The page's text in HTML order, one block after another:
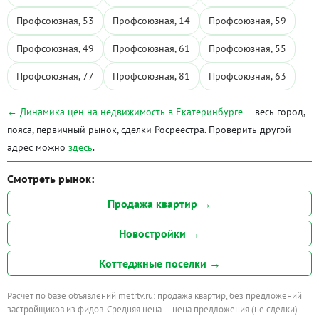
Профсоюзная, 53 Профсоюзная, 14 Профсоюзная, 59
Профсоюзная, 49 Профсоюзная, 61 Профсоюзная, 55
Профсоюзная, 77 Профсоюзная, 81 Профсоюзная, 63
← Динамика цен на недвижимость в Екатеринбурге — весь город,
пояса, первичный рынок, сделки Росреестра. Проверить другой
адрес можно здесь.
Смотреть рынок:
Продажа квартир →
Новостройки →
Коттеджные поселки →
Расчёт по базе объявлений metrtv.ru: продажа квартир, без предложений
застройщиков из фидов. Средняя цена — цена предложения (не сделки).